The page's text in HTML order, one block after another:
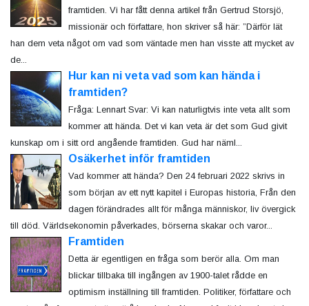
framtiden. Vi har fått denna artikel från Gertrud Storsjö,
missionär och författare, hon skriver så här: ”Därför lät
han dem veta något om vad som väntade men han visste att mycket av
de...
Hur kan ni veta vad som kan hända i
framtiden?
Fråga: Lennart Svar: Vi kan naturligtvis inte veta allt som
kommer att hända. Det vi kan veta är det som Gud givit
kunskap om i sitt ord angående framtiden. Gud har näml...
Osäkerhet inför framtiden
Vad kommer att hända? Den 24 februari 2022 skrivs in
som början av ett nytt kapitel i Europas historia, Från den
dagen förändrades allt för många människor, liv övergick
till död. Världsekonomin påverkades, börserna skakar och varor...
Framtiden
Detta är egentligen en fråga som berör alla. Om man
blickar tillbaka till ingången av 1900-talet rådde en
optimism inställning till framtiden. Politiker, författare och